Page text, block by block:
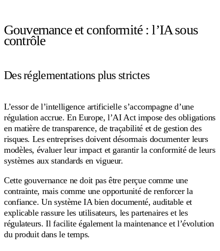
Gouvernance et conformité : l’IA sous
contrôle
Des réglementations plus strictes
L’essor de l’intelligence artificielle s’accompagne d’une
régulation accrue. En Europe, l’AI Act impose des obligations
en matière de transparence, de traçabilité et de gestion des
risques. Les entreprises doivent désormais documenter leurs
modèles, évaluer leur impact et garantir la conformité de leurs
systèmes aux standards en vigueur.
Cette gouvernance ne doit pas être perçue comme une
contrainte, mais comme une opportunité de renforcer la
confiance. Un système IA bien documenté, auditable et
explicable rassure les utilisateurs, les partenaires et les
régulateurs. Il facilite également la maintenance et l’évolution
du produit dans le temps.